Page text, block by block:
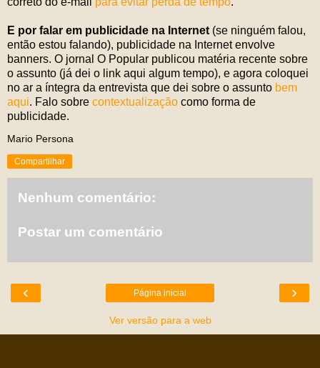
E por falar em publicidade na Internet (se ninguém falou,
então estou falando), publicidade na Internet envolve
banners. O jornal O Popular publicou matéria recente sobre
o assunto (já dei o link aqui algum tempo), e agora coloquei
no ar a íntegra da entrevista que dei sobre o assunto bem
aqui. Falo sobre contextualização como forma de
publicidade.
Mario Persona
Compartilhar
Nenhum comentário:
Postar um comentário
‹ ›
Página inicial
Ver versão para a web